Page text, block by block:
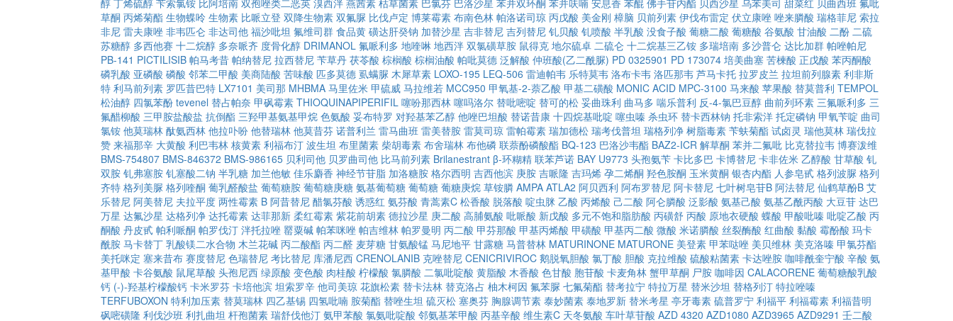
醇 丁烯硫醇 苄索氯铵 比阿培南 双孢唑类二恶英 溴西泮 燕茜素 枯草菌素 巴氯芬 巴洛沙星 苯并双环酮 苯并呋喃 安息香 苯醌 佛手苷内酯 贝西沙星 乌苯美司 甜菜红 贝曲西班 氟吡
草酮 丙烯菊酯 生物蝶呤 生物素 比哌立登 双降生物素 双氟脲 比伐卢定 博莱霉素 布南色林 帕洛诺司琼 丙戊酸 美金刚 樟脑 贝前列素 伊伐布雷定 伏立康唑 唑来膦酸 瑞格菲尼 索拉
非尼 雷夫康唑 非韦匹仑 非达司他 福沙吡坦 氟维司群 食品黄 磺达肝癸钠 加替沙星 吉非替尼 吉列替尼 钆贝酸 钆喷酸 半乳酸 没食子酸 葡糖二酸 葡糖酸 谷氨酸 甘油酸 二酚 二硫
苏糖醇 多西他赛 十二烷醇 多奈哌齐 度骨化醇 DRIMANOL 氟哌利多 地喹啉 地西泮 双氯磺草胺 鼠得克 地尔硫卓 二硫仑 十二烷基三乙铵 多瑞培南 多沙普仑 达比加群 帕唑帕尼
PB-141 PICTILISIB 帕马考昔 帕纳替尼 拉西替尼 苄草丹 茯苓酸 棕榈酸 棕榈油酸 帕吡莫德 泛解酸 仲班酸(乙二酰脲) PD 0325901 PD 173074 培美曲塞 苦楝酸 正戊酸 苯丙酮酸
磷乳酸 亚磷酸 磷酸 邻苯二甲酸 美商陆酸 苦味酸 匹多莫德 虱螨脲 木犀草素 LOXO-195 LEQ-506 雷迪帕韦 乐特莫韦 洛布卡韦 洛匹那韦 芦马卡托 拉罗皮兰 拉坦前列腺素 利非斯
特 利马前列素 罗匹昔巴特 LX7101 美司那 MHBMA 马里佐米 甲硫威 马拉维若 MCC950 甲氧基-2-萘乙酸 甲基二磺酸 MONIC ACID MPC-3100 马来酸 苹果酸 替莫普利 TEMPOL
松油醇 四氯苯酚 tevenel 替占帕奈 甲砜霉素 THIOQUINAPIPERIFIL 噻吩那西林 噻吗洛尔 替吡嘧啶 替可的松 妥曲珠利 曲马多 喘乐普利 反-4-氯巴豆醇 曲前列环素 三氟哌利多 三
氟醋柳酸 三甲胺盐酸盐 抗倒酯 三羟甲基氨基甲烷 色氨酸 妥布特罗 对羟基苯乙醇 他唑巴坦酸 替诺昔康 十四烷基吡啶 噻虫嗪 杀虫环 替卡西林钠 托非索洋 托定磷钠 甲氧苄啶 曲司
氯铵 他莫瑞林 酞氨西林 他拉卟吩 他替瑞林 他莫昔芬 诺普利兰 雷马曲班 雷美替胺 雷莫司琼 雷帕霉素 瑞加德松 瑞考伐普坦 瑞格列净 树脂毒素 苄蚨菊酯 试卤灵 瑞他莫林 瑞伐拉
赞 来福那辛 大黄酸 利巴韦林 核黄素 利福布汀 波生坦 布里菌素 柴胡毒素 布舍瑞林 布他磷 联萘酚磷酸酯 BQ-123 巴洛沙韦酯 BAZ2-ICR 解草酮 苯并二氟吡 比克替拉韦 博赛泼维
BMS-754807 BMS-846372 BMS-986165 贝利司他 贝罗曲司他 比马前列素 Brilanestrant β-环糊精 联苯芦诺 BAY U9773 头孢氨苄 卡比多巴 卡博替尼 卡非佐米 乙醇酸 甘草酸 钆
双胺 钆弗塞胺 钆塞酸二钠 半乳糖 加兰他敏 佳乐麝香 神经节苷脂 加洛糖胺 格尔西明 吉西他滨 庚胺 吉哌隆 吉玛烯 孕二烯酮 羟色胺酮 玉米黄酮 银杏内酯 人参皂甙 格列波脲 格列
齐特 格列美脲 格列喹酮 葡乳醛酸盐 葡萄糖胺 葡萄糖庚糖 氨基葡萄糖 葡萄糖 葡糖庚烷 草铵膦 AMPA ATLA2 阿贝西利 阿布罗替尼 阿卡替尼 七叶树皂苷B 阿法替尼 仙鹤草酚B 艾
乐替尼 阿美替尼 夫拉平度 两性霉素 B 阿昔替尼 醋氯芬酸 诱惑红 氨芬酸 青蒿素C 松香酸 脱落酸 啶虫脒 乙酸 丙烯酸 己二酸 阿仑膦酸 泛影酸 氨基己酸 氨基乙酰丙酸 大豆苷 达巴
万星 达氟沙星 达格列净 达托霉素 达菲那新 柔红霉素 紫花前胡素 德拉沙星 庚二酸 高脯氨酸 吡哌酸 新戊酸 多元不饱和脂肪酸 丙磺舒 丙酸 原地衣硬酸 蝶酸 甲酸吡嗪 吡啶乙酸 丙
酮酸 丹皮甙 帕利哌酮 帕罗伐汀 泮托拉唑 罂粟碱 帕苯咪唑 帕吉维林 帕罗曼明 丙二酸 甲芬那酸 甲基丙烯酸 甲磺酸 甲基丙二酸 微酸 米诺膦酸 丝裂酶酸 红曲酸 黏酸 霉酚酸 玛卡
酰胺 马卡替丁 乳酸镁二水合物 木兰花碱 丙二酸酯 丙二醛 麦芽糖 甘氨酸锰 马尼地平 甘露糖 马普替林 MATURINONE MATURONE 美登素 甲苯哒唑 美贝维林 美克洛嗪 甲氯芬酯
美托咪定 塞来昔布 赛度替尼 色瑞替尼 考比替尼 库潘尼西 CRENOLANIB 克唑替尼 CENICRIVIROC 鹅脱氧胆酸 氯丁酸 胆酸 克拉维酸 硫酸粘菌素 卡达唑胺 咖啡酰奎宁酸 辛酸 氨
基甲酸 卡谷氨酸 鼠尾草酸 头孢尼西 绿原酸 变色酸 肉桂酸 柠檬酸 氯膦酸 二氯吡啶酸 黄脂酸 木香酸 色甘酸 胞苷酸 卡麦角林 蟹甲草酮 尸胺 咖啡因 CALACORENE 葡萄糖酸乳酸
钙 (-)-羟基柠檬酸钙 卡米罗芬 卡培他滨 坦索罗辛 他司美琼 花旗松素 替卡法林 替克洛占 柚木柯因 氟苯脲 七氟菊酯 替考拉宁 特拉万星 替米沙坦 替格列汀 特拉唑嗪
TERFUBOXON 特利加压素 替莫瑞林 四乙基锡 四氢吡喃 胺菊酯 替唑生坦 硫灭松 塞奥芬 胸腺调节素 泰妙菌素 泰地罗新 替米考星 亭牙毒素 硫普罗宁 利福平 利福霉素 利福昔明
砜嘧磺隆 利伐沙班 利扎曲坦 杆孢菌素 瑞舒伐他汀 氨甲苯酸 氯氨吡啶酸 邻氨基苯甲酸 丙基辛酸 维生素C 天冬氨酸 车叶草苷酸 AZD 4320 AZD1080 AZD3965 AZD9291 壬二酸